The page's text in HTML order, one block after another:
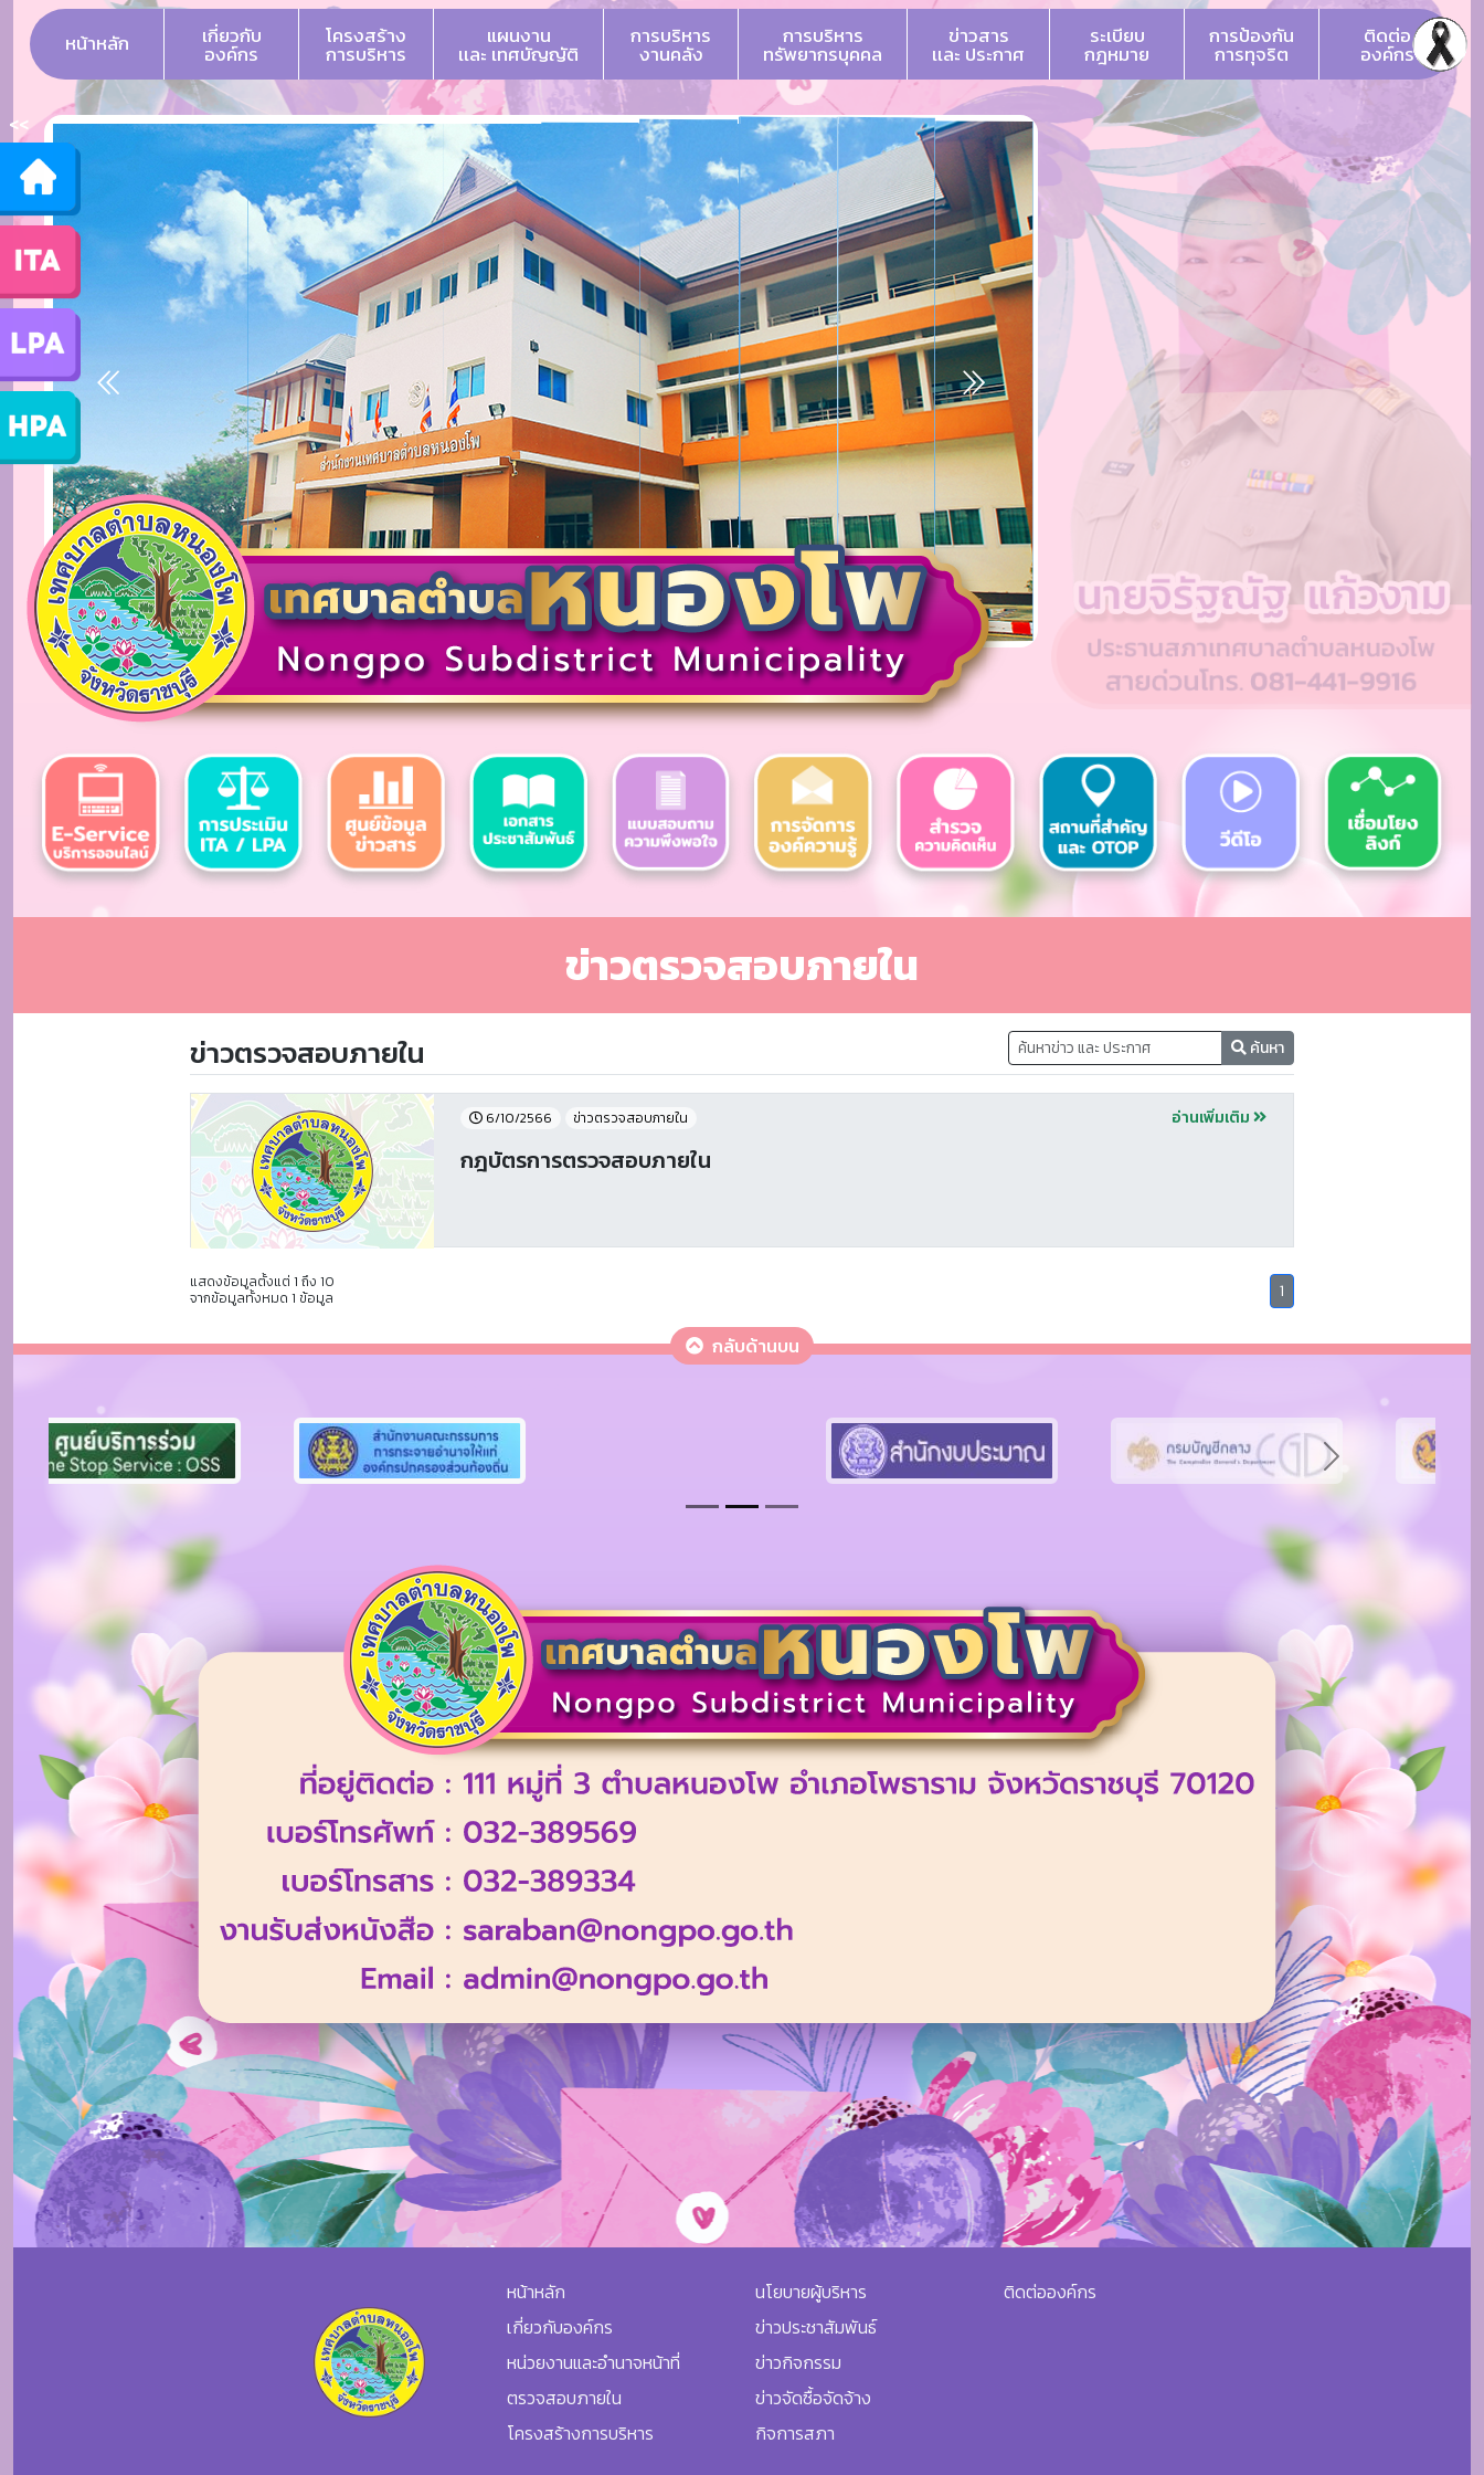
<<
หน้าหลัก เกี่ยวกับ
องค์กร
โครงสร้าง
การบริหาร
แผนงาน
เเละ เทศบัญญัติ
การบริหาร
งานคลัง
การบริหาร
ทรัพยากรบุคคล
ข่าวสาร
เเละ ประกาศ
ระเบียบ
กฎหมาย
การป้องกัน
การทุจริต
ติดต่อ
องค์กร
ข่าวตรวจสอบภายใน
ข่าวตรวจสอบภายใน ค้นหา
6/10/2566 ข่าวตรวจสอบภายใน อ่านเพิ่มเติม
กฎบัตรการตรวจสอบภายใน
แสดงข้อมูลตั้งแต่ 1 ถึง 10
จากข้อมูลทั้งหมด 1 ข้อมูล
1
c
r
t
)
กลับด้านบน
Previous Next
หน้าหลัก
เกี่ยวกับองค์กร
หน่วยงานและอำนาจหน้าที่
ตรวจสอบภายใน
โครงสร้างการบริหาร
นโยบายผู้บริหาร
ข่าวประชาสัมพันธ์
ข่าวกิจกรรม
ข่าวจัดซื้อจัดจ้าง
กิจการสภา
ติดต่อองค์กร